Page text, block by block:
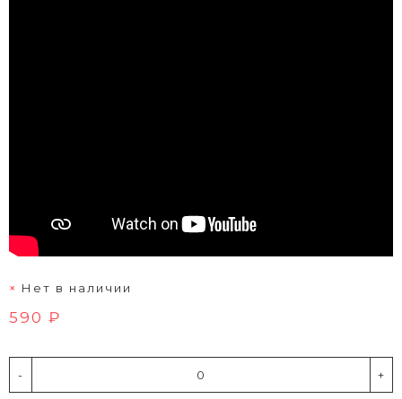
Нет в наличии
590 ₽
- +